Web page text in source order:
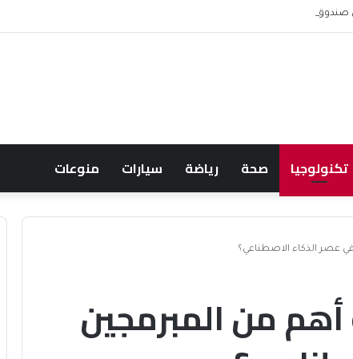
جدل الإنفاق
تكنولوجيا صحة رياضة سيارات منوعات
عصر الذكاء الاصطناعي؟
من المبرمجين